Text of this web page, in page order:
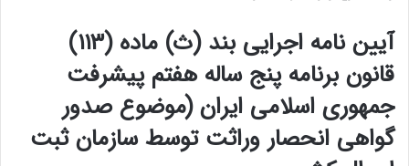
آیین نامه اجرایی بند (ث) ماده (۱۱۳)
قانون برنامه پنج ساله هفتم پیشرفت
جمهوری اسلامی ایران (موضوع صدور
گواهی انحصار وراثت توسط سازمان ثبت